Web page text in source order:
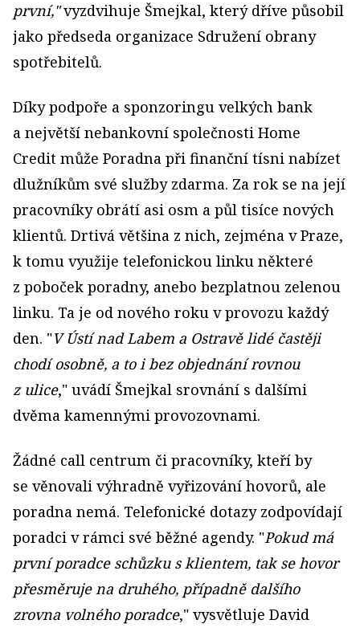
první,"vyzdvihuje Šmejkal, který dříve působil
jako předseda organizace Sdružení obrany
spotřebitelů.
Díky podpoře a sponzoringu velkých bank
a největší nebankovní společnosti Home
Credit může Poradna při finanční tísni nabízet
dlužníkům své služby zdarma. Za rok se na její
pracovníky obrátí asi osm a půl tisíce nových
klientů. Drtivá většina z nich, zejména v Praze,
k tomu využije telefonickou linku některé
z poboček poradny, anebo bezplatnou zelenou
linku. Ta je od nového roku v provozu každý
den. "V Ústí nad Labem a Ostravě lidé častěji
chodí osobně, a to i bez objednání rovnou
z ulice," uvádí Šmejkal srovnání s dalšími
dvěma kamennými provozovnami.
Žádné call centrum či pracovníky, kteří by
se věnovali výhradně vyřizování hovorů, ale
poradna nemá. Telefonické dotazy zodpovídají
poradci v rámci své běžné agendy. "Pokud má
první poradce schůzku s klientem, tak se hovor
přesměruje na druhého, případně dalšího
zrovna volného poradce," vysvětluje David